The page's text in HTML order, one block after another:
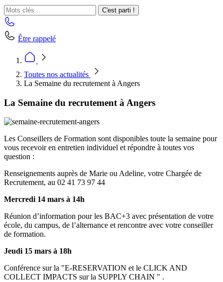
C'est parti !
Être rappelé
Toutes nos actualités
La Semaine du recrutement à Angers
La Semaine du recrutement à Angers
Les Conseillers de Formation sont disponibles toute la semaine pour
vous recevoir en entretien individuel et répondre à toutes vos
question :
Renseignements auprès de Marie ou Adeline, votre Chargée de
Recrutement, au 02 41 73 97 44
Mercredi 14 mars à 14h
Réunion d’information pour les BAC+3 avec présentation de votre
école, du campus, de l’alternance et rencontre avec votre conseiller
de formation.
Jeudi 15 mars à 18h
Conférence sur la "E-RESERVATION et le CLICK AND
COLLECT IMPACTS sur la SUPPLY CHAIN " .